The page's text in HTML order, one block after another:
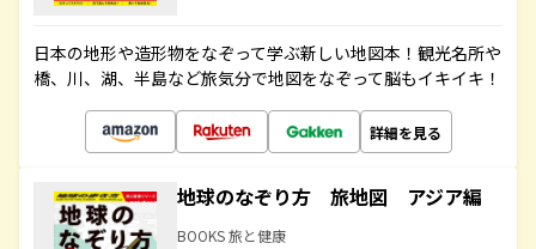
日本の地形や造形物をなぞって学ぶ新しい地図本！観光名所や
橋、川、湖、半島など旅気分で地図をなぞって脳もイキイキ！
詳細を見る
地球のなぞり方 旅地図 アジア編
BOOKS 旅と健康